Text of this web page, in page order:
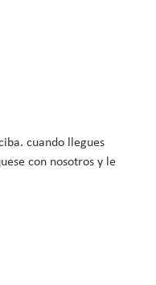
cuando llegues
con nosotros y le